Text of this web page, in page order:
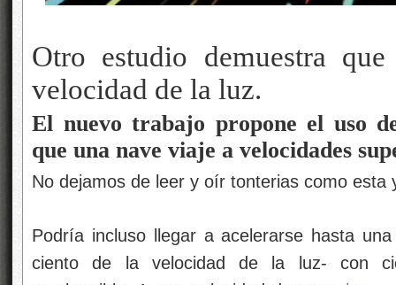
Otro estudio demuestra
velocidad de la luz.
El nuevo trabajo propone el uso
que una nave viaje a velocidades
No dejamos de leer y oír tonterias como esta
Podría incluso llegar a acelerarse hasta
ciento de la velocidad de la luz- con